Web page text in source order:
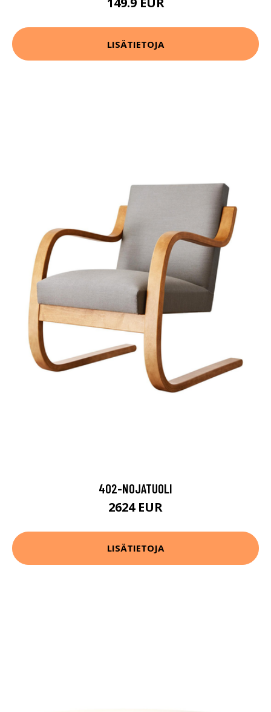
LISÄTIETOJA
402-NOJATUOLI
2624 EUR
LISÄTIETOJA